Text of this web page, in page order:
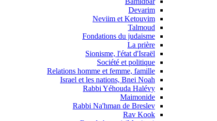
Devarim
Neviim et Ketouvim
Talmoud
Fondations du judaisme
La prière
Sionisme, l'état d'Israël
Société et politique
Relations homme et femme, famille
Israel et les nations, Bnei Noah
Rabbi Yéhouda Halévy
Maimonide
Rabbi Na'hman de Breslev
Rav Kook